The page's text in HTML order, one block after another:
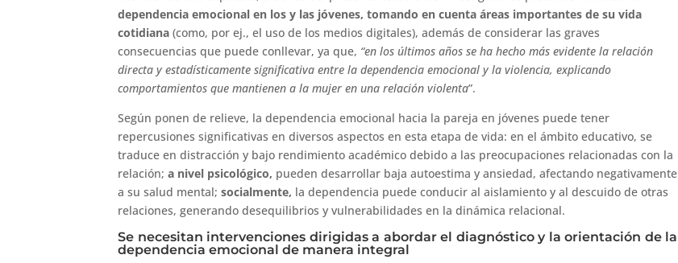
dependencia emocional en los y las jóvenes, tomando en cuenta áreas importantes de su vida
cotidiana (como, por ej., el uso de los medios digitales), además de considerar las graves
consecuencias que puede conllevar, ya que, “en los últimos años se ha hecho más evidente la relación
directa y estadísticamente significativa entre la dependencia emocional y la violencia, explicando
comportamientos que mantienen a la mujer en una relación violenta”.
Según ponen de relieve, la dependencia emocional hacia la pareja en jóvenes puede tener
repercusiones significativas en diversos aspectos en esta etapa de vida: en el ámbito educativo, se
traduce en distracción y bajo rendimiento académico debido a las preocupaciones relacionadas con la
relación;a nivel psicológico, pueden desarrollar baja autoestima y ansiedad, afectando negativamente
a su salud mental;socialmente, la dependencia puede conducir al aislamiento y al descuido de otras
relaciones, generando desequilibrios y vulnerabilidades en la dinámica relacional.
Se necesitan intervenciones dirigidas a abordar el diagnóstico y la orientación de la
dependencia emocional de manera integral